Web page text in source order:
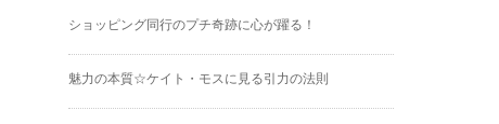
ショッピング同行のプチ奇跡に心が躍る！
魅力の本質☆ケイト・モスに見る引力の法則